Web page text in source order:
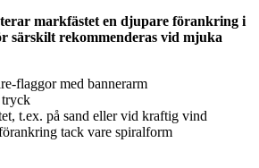
markfästet en djupare förankring i
särskilt rekommenderas vid mjuka
flaggor med bannerarm
tryck
t.ex. på sand eller vid kraftig vind
tack vare spiralform